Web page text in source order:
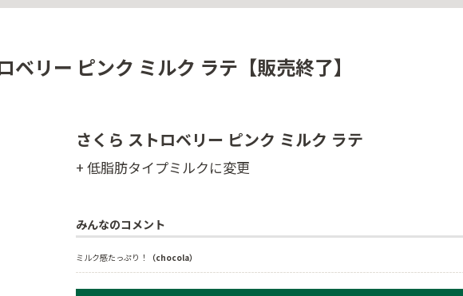
リー ピンク ミルク ラテ【販売終了】
さくら ストロベリー ピンク ミルク ラテ
+ 低脂肪タイプミルクに変更
みんなのコメント
ミルク感たっぷり！ （chocola）